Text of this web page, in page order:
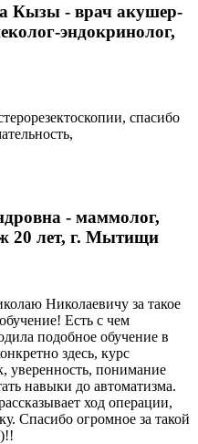
Кызы - врач акушер-
эндокринолог,
спасибо
- маммолог,
20 лет, г. Мытищи
Николаевичу за такое
Есть с чем
подобное обучение в
здесь, курс
уверенность, понимание
навыки до автоматизма.
ход операции,
Спасибо огромное за такой